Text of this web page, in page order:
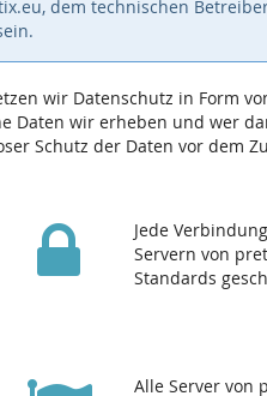
dem technischen
wir Datenschutz in Form
Daten wir erheben und wer
Schutz der Daten vor dem
Jede
Servern von
Standards
Alle Server von